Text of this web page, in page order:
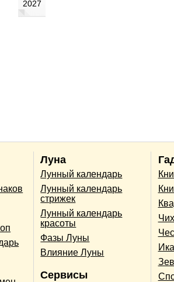
Луна
Лунный календарь
Лунный календарь
стрижек
Лунный календарь
красоты
Фазы Луны
Влияние Луны
Сервисы